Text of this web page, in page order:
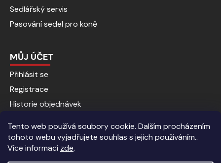
Tento web používá soubory cookie. Dalším procházením
tohoto webu vyjadřujete souhlas s jejich používáním..
Více informací zde.
Sedlářský servis
Pasování sedel pro koně
MŮJ ÚČET
Přihlásit se
Registrace
Historie objednávek